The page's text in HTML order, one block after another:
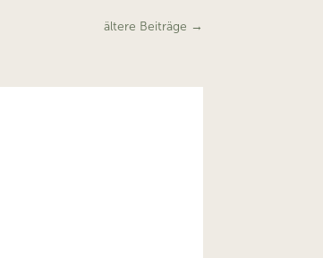
ältere Beiträge →